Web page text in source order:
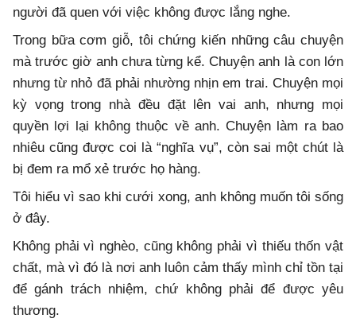
người đã quen với việc không được lắng nghe.
Trong bữa cơm giỗ, tôi chứng kiến những câu chuyện
mà trước giờ anh chưa từng kể. Chuyện anh là con lớn
nhưng từ nhỏ đã phải nhường nhịn em trai. Chuyện mọi
kỳ vọng trong nhà đều đặt lên vai anh, nhưng mọi
quyền lợi lại không thuộc về anh. Chuyện làm ra bao
nhiêu cũng được coi là “nghĩa vụ”, còn sai một chút là
bị đem ra mổ xẻ trước họ hàng.
Tôi hiểu vì sao khi cưới xong, anh không muốn tôi sống
ở đây.
Không phải vì nghèo, cũng không phải vì thiếu thốn vật
chất, mà vì đó là nơi anh luôn cảm thấy mình chỉ tồn tại
để gánh trách nhiệm, chứ không phải để được yêu
thương.